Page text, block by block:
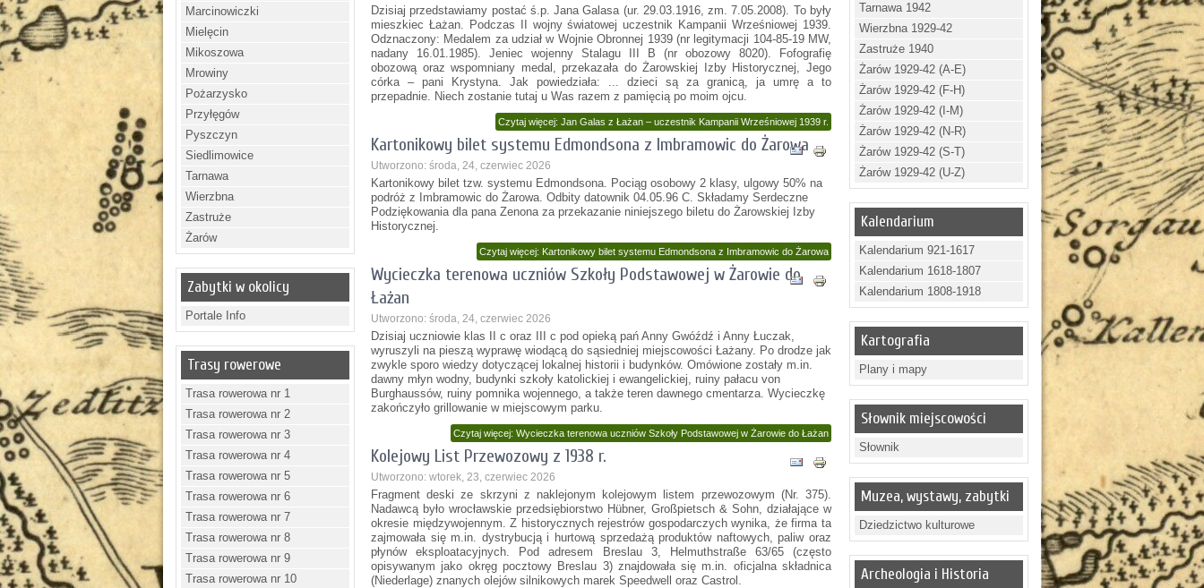
Marcinowiczki
Mielęcin
Mikoszowa
Mrowiny
Pożarzysko
Przyłęgów
Pyszczyn
Siedlimowice
Tarnawa
Wierzbna
Zastruże
Żarów
Zabytki w okolicy
Portale Info
Trasy rowerowe
Trasa rowerowa nr 1
Trasa rowerowa nr 2
Trasa rowerowa nr 3
Trasa rowerowa nr 4
Trasa rowerowa nr 5
Trasa rowerowa nr 6
Trasa rowerowa nr 7
Trasa rowerowa nr 8
Trasa rowerowa nr 9
Trasa rowerowa nr 10
Dzisiaj przedstawiamy postać ś.p. Jana Galasa (ur. 29.03.1916, zm. 7.05.2008). To były
mieszkiec Łażan. Podczas II wojny światowej uczestnik Kampanii Wrześniowej 1939.
Odznaczony: Medalem za udział w Wojnie Obronnej 1939 (nr legitymacji 104-85-19 MW,
nadany 16.01.1985). Jeniec wojenny Stalagu III B (nr obozowy 8020). Fofografię
obozową oraz wspomniany medal, przekazała do Żarowskiej Izby Historycznej, Jego
córka – pani Krystyna. Jak powiedziała: ... dzieci są za granicą, ja umrę a to
przepadnie. Niech zostanie tutaj u Was razem z pamięcią po moim ojcu.
Czytaj więcej: Jan Galas z Łażan – uczestnik Kampanii Wrześniowej 1939 r.
Kartonikowy bilet systemu Edmondsona z Imbramowic do Żarowa
Utworzono: środa, 24, czerwiec 2026
Kartonikowy bilet tzw. systemu Edmondsona. Pociąg osobowy 2 klasy, ulgowy 50% na
podróż z Imbramowic do Żarowa. Odbity datownik 04.05.96 C. Składamy Serdeczne
Podziękowania dla pana Zenona za przekazanie niniejszego biletu do Żarowskiej Izby
Historycznej.
Czytaj więcej: Kartonikowy bilet systemu Edmondsona z Imbramowic do Żarowa
Wycieczka terenowa uczniów Szkoły Podstawowej w Żarowie do
Łażan
Utworzono: środa, 24, czerwiec 2026
Dzisiaj uczniowie klas II c oraz III c pod opieką pań Anny Gwóźdź i Anny Łuczak,
wyruszyli na pieszą wyprawę wiodącą do sąsiedniej miejscowości Łażany. Po drodze jak
zwykle sporo wiedzy dotyczącej lokalnej historii i budynków. Omówione zostały m.in.
dawny młyn wodny, budynki szkoły katolickiej i ewangelickiej, ruiny pałacu von
Burghaussów, ruiny pomnika wojennego, a także teren dawnego cmentarza. Wycieczkę
zakończyło grillowanie w miejscowym parku.
Czytaj więcej: Wycieczka terenowa uczniów Szkoły Podstawowej w Żarowie do Łażan
Kolejowy List Przewozowy z 1938 r.
Utworzono: wtorek, 23, czerwiec 2026
Fragment deski ze skrzyni z naklejonym kolejowym listem przewozowym (Nr. 375).
Nadawcą było wrocławskie przedsiębiorstwo Hübner, Großpietsch & Sohn, działające w
okresie międzywojennym. Z historycznych rejestrów gospodarczych wynika, że firma ta
zajmowała się m.in. dystrybucją i hurtową sprzedażą produktów naftowych, paliw oraz
płynów eksploatacyjnych. Pod adresem Breslau 3, Helmuthstraße 63/65 (często
opisywanym jako okręg pocztowy Breslau 3) znajdowała się m.in. oficjalna składnica
(Niederlage) znanych olejów silnikowych marek Speedwell oraz Castrol.
Tarnawa 1942
Wierzbna 1929-42
Zastruże 1940
Żarów 1929-42 (A-E)
Żarów 1929-42 (F-H)
Żarów 1929-42 (I-M)
Żarów 1929-42 (N-R)
Żarów 1929-42 (S-T)
Żarów 1929-42 (U-Z)
Kalendarium
Kalendarium 921-1617
Kalendarium 1618-1807
Kalendarium 1808-1918
Kartografia
Plany i mapy
Słownik miejscowości
Słownik
Muzea, wystawy, zabytki
Dziedzictwo kulturowe
Archeologia i Historia